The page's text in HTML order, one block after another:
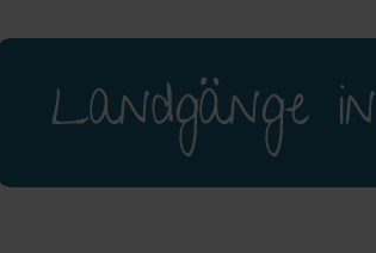
Landgänge